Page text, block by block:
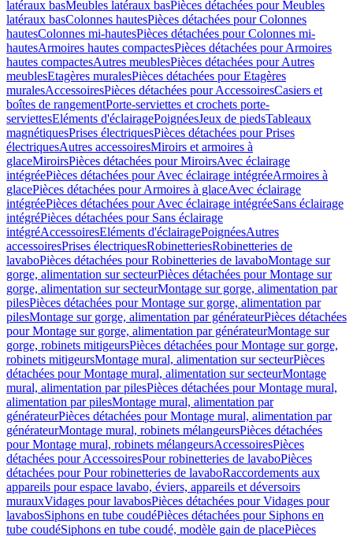
latéraux basMeubles latéraux basPièces détachées pour Meubles
latéraux basColonnes hautesPièces détachées pour Colonnes
hautesColonnes mi-hautesPièces détachées pour Colonnes mi-
hautesArmoires hautes compactesPièces détachées pour Armoires
hautes compactesAutres meublesPièces détachées pour Autres
meublesEtagères muralesPièces détachées pour Etagères
muralesAccessoiresPièces détachées pour AccessoiresCasiers et
boîtes de rangementPorte-serviettes et crochets porte-
serviettesEléments d'éclairagePoignéesJeux de piedsTableaux
magnétiquesPrises électriquesPièces détachées pour Prises
électriquesAutres accessoiresMiroirs et armoires à
glaceMiroirsPièces détachées pour MiroirsAvec éclairage
intégréePièces détachées pour Avec éclairage intégréeArmoires à
glacePièces détachées pour Armoires à glaceAvec éclairage
intégréePièces détachées pour Avec éclairage intégréeSans éclairage
intégréPièces détachées pour Sans éclairage
intégréAccessoiresEléments d'éclairagePoignéesAutres
accessoiresPrises électriquesRobinetteriesRobinetteries de
lavaboPièces détachées pour Robinetteries de lavaboMontage sur
gorge, alimentation sur secteurPièces détachées pour Montage sur
gorge, alimentation sur secteurMontage sur gorge, alimentation par
pilesPièces détachées pour Montage sur gorge, alimentation par
pilesMontage sur gorge, alimentation par générateurPièces détachées
pour Montage sur gorge, alimentation par générateurMontage sur
gorge, robinets mitigeursPièces détachées pour Montage sur gorge,
robinets mitigeursMontage mural, alimentation sur secteurPièces
détachées pour Montage mural, alimentation sur secteurMontage
mural, alimentation par pilesPièces détachées pour Montage mural,
alimentation par pilesMontage mural, alimentation par
générateurPièces détachées pour Montage mural, alimentation par
générateurMontage mural, robinets mélangeursPièces détachées
pour Montage mural, robinets mélangeursAccessoiresPièces
détachées pour AccessoiresPour robinetteries de lavaboPièces
détachées pour Pour robinetteries de lavaboRaccordements aux
appareils pour espace lavabo, éviers, appareils et déversoirs
murauxVidages pour lavabosPièces détachées pour Vidages pour
lavabosSiphons en tube coudéPièces détachées pour Siphons en
tube coudéSiphons en tube coudé, modèle gain de placePièces